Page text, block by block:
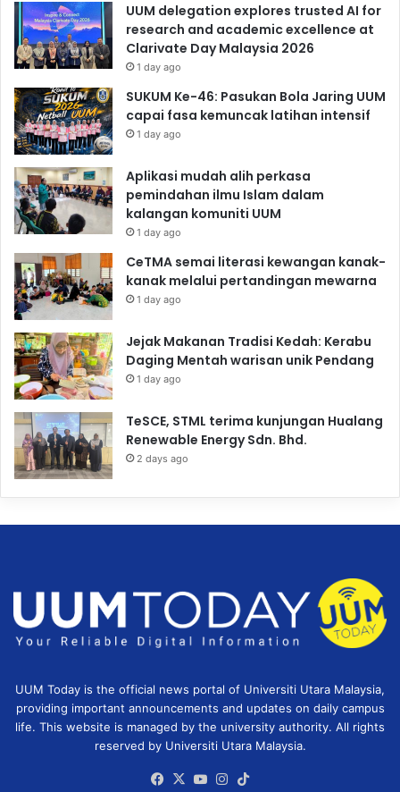
UUM delegation explores trusted AI for
research and academic excellence at
Clarivate Day Malaysia 2026
1 day ago
SUKUM Ke-46: Pasukan Bola Jaring UUM
capai fasa kemuncak latihan intensif
1 day ago
Aplikasi mudah alih perkasa
pemindahan ilmu Islam dalam
kalangan komuniti UUM
1 day ago
CeTMA semai literasi kewangan kanak-
kanak melalui pertandingan mewarna
1 day ago
Jejak Makanan Tradisi Kedah: Kerabu
Daging Mentah warisan unik Pendang
1 day ago
TeSCE, STML terima kunjungan Hualang
Renewable Energy Sdn. Bhd.
2 days ago
UUM Today is the official news portal of Universiti Utara Malaysia,
providing important announcements and updates on daily campus
life. This website is managed by the university authority. All rights
reserved by Universiti Utara Malaysia.
Facebook
X YouTubeInstagram